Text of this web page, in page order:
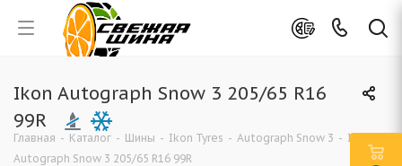
Ikon Autograph Snow 3 205/65 R16
99R
Главная - Каталог - Шины - Ikon Tyres - Autograph Snow 3 - Ikon
Autograph Snow 3 205/65 R16 99R